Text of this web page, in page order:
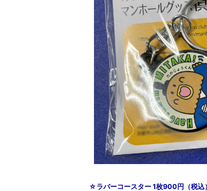
☆ラバーコースター 1枚900円（税込）